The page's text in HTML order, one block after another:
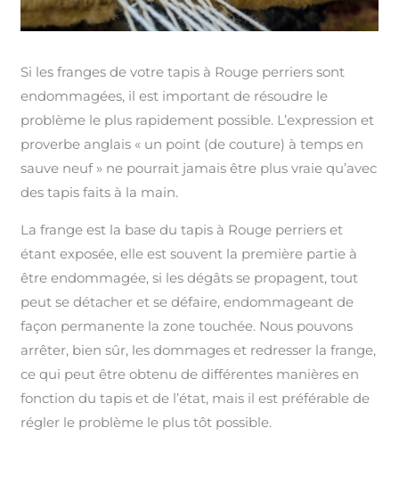
Si les franges de votre tapis à Rouge perriers sont
endommagées, il est important de résoudre le
problème le plus rapidement possible. L’expression et
proverbe anglais « un point (de couture) à temps en
sauve neuf » ne pourrait jamais être plus vraie qu’avec
des tapis faits à la main.
La frange est la base du tapis à Rouge perriers et
étant exposée, elle est souvent la première partie à
être endommagée, si les dégâts se propagent, tout
peut se détacher et se défaire, endommageant de
façon permanente la zone touchée. Nous pouvons
arrêter, bien sûr, les dommages et redresser la frange,
ce qui peut être obtenu de différentes manières en
fonction du tapis et de l’état, mais il est préférable de
régler le problème le plus tôt possible.